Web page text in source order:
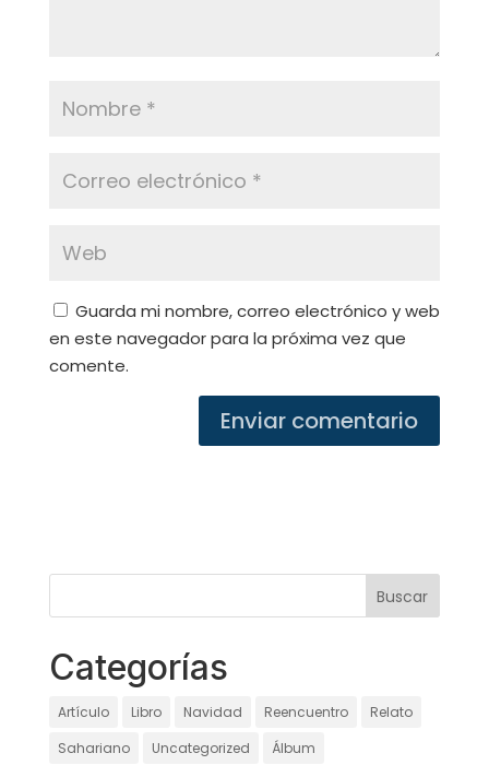
Guarda mi nombre, correo electrónico y web
en este navegador para la próxima vez que
comente.
Categorías
Artículo Libro Navidad Reencuentro
Relato
Sahariano
Uncategorized Álbum